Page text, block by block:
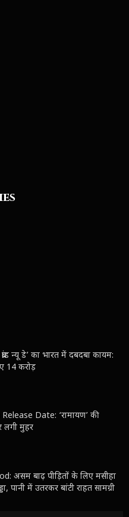
न्यू डे’ का भारत में दबदबा कायम:
14 करोड़
Date: ‘रामायण’ की
लगी मुहर
असम बाढ़ पीड़ितों के लिए मसीहा
पानी में उतरकर बांटी राहत सामग्री